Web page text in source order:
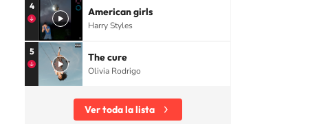
4 American girls
Harry Styles
5 The cure
Olivia Rodrigo
Ver toda la lista